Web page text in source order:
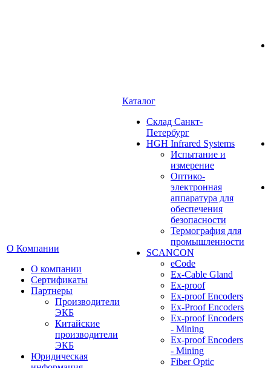
О Компании
О компании
Сертификаты
Партнеры
Производители
ЭКБ
Китайские
производители
ЭКБ
Юридическая
Каталог
Cклад Санкт-
Петербург
HGH Infrared Systems
Испытание и
измерение
Оптико-
электронная
аппаратура для
обеспечения
безопасности
Термография для
промышленности
SCANCON
eCode
Ex-Cable Gland
Ex-proof
Ex-proof Encoders
Ex-Proof Encoders
Ex-proof Encoders
- Mining
Ex-proof Encoders
- Mining
Fiber Optic